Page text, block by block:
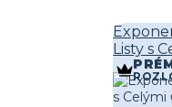
Listy s